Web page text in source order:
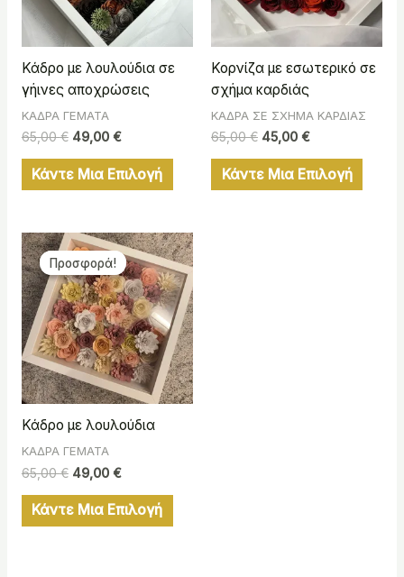
Κάδρο με λουλούδια σε
γήινες αποχρώσεις
ΚΑΔΡΑ ΓΕΜΑΤΑ
65,00€ 49,00 €
Κάντε Μια Επιλογή
Κορνίζα με εσωτερικό σε
σχήμα καρδιάς
ΚΑΔΡΑ ΣΕ ΣΧΗΜΑ ΚΑΡΔΙΑΣ
65,00€ 45,00 €
Κάντε Μια Επιλογή
Προσφορά!
Προσφορά!
Κάδρο με λουλούδια
ΚΑΔΡΑ ΓΕΜΑΤΑ
65,00€
Original
price
was:
65,00 €.
49,00 €
Η
τρέχουσα
τιμή
είναι:
49,00 €.
Κάντε Μια Επιλογή